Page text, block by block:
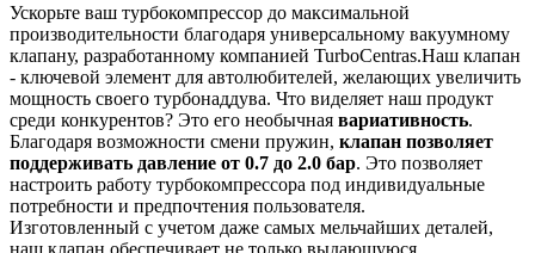
Ускорьте ваш турбокомпрессор до максимальной
производительности благодаря универсальному вакуумному
клапану, разработанному компанией TurboCentras.Наш клапан
- ключевой элемент для автолюбителей, желающих увеличить
мощность своего турбонаддува. Что виделяет наш продукт
среди конкурентов? Это его необычная вариативность.
Благодаря возможности смени пружин, клапан позволяет
поддерживать давление от 0.7 до 2.0 бар. Это позволяет
настроить работу турбокомпрессора под индивидуальные
потребности и предпочтения пользователя.
Изготовленный с учетом даже самых мельчайших деталей,
наш клапан обеспечивает не только выдающуюся